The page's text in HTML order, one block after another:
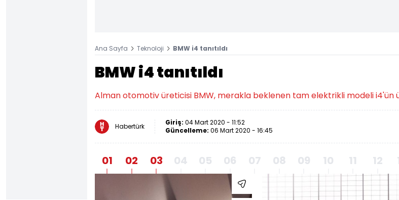
Ana Sayfa Teknoloji BMW i4 tanıtıldı
BMW i4 tanıtıldı
Alman otomotiv üreticisi BMW, merakla beklenen tam elektrikli modeli i4'ün
Habertürk Giriş: 04 Mart 2020 - 11:52
Güncelleme: 06 Mart 2020 - 16:45
01 02 03 04 05 06 07 08 09 10 11 12